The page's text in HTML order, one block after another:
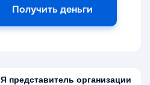
Получить деньги
Я представитель организации